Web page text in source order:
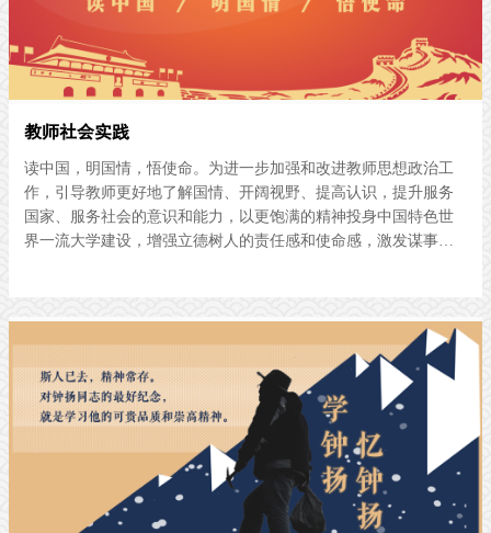
教师社会实践
读中国，明国情，悟使命。为进一步加强和改进教师思想政治工
作，引导教师更好地了解国情、开阔视野、提高认识，提升服务
国家、服务社会的意识和能力，以更饱满的精神投身中国特色世
界一流大学建设，增强立德树人的责任感和使命感，激发谋事干